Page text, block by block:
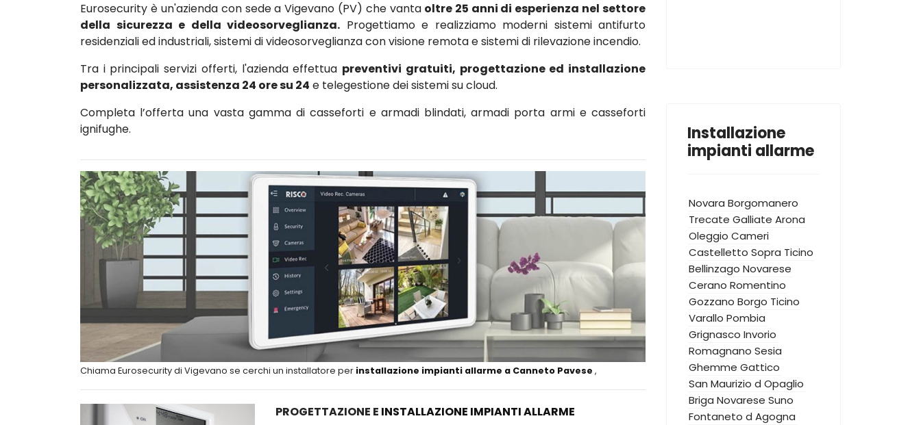
Eurosecurity è un'azienda con sede a Vigevano (PV) che vantaoltre 25 anni di esperienza nel settore
della sicurezza e della videosorveglianza. Progettiamo e realizziamo moderni sistemi antifurto
residenziali ed industriali, sistemi di videosorveglianza con visione remota e sistemi di rilevazione incendio.
Tra i principali servizi offerti, l'azienda effettua preventivi gratuiti, progettazione ed installazione
personalizzata, assistenza 24 ore su 24 e telegestione dei sistemi su cloud.
Completa l’offerta una vasta gamma di casseforti e armadi blindati, armadi porta armi e casseforti
ignifughe.
Chiama Eurosecurity di Vigevano se cerchi un installatore per installazione impianti allarme a Canneto Pavese ,
PROGETTAZIONE E INSTALLAZIONE IMPIANTI ALLARME
Installazione
impianti allarme
Novara Borgomanero
Trecate Galliate Arona
Oleggio Cameri
Castelletto Sopra Ticino
Bellinzago Novarese
Cerano Romentino
Gozzano Borgo Ticino
Varallo Pombia
Grignasco Invorio
Romagnano Sesia
Ghemme Gattico
San Maurizio d Opaglio
Briga Novarese Suno
Fontaneto d Agogna